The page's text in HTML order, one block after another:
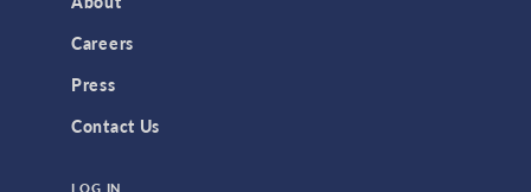
Careers
Press
Contact Us
LOG IN